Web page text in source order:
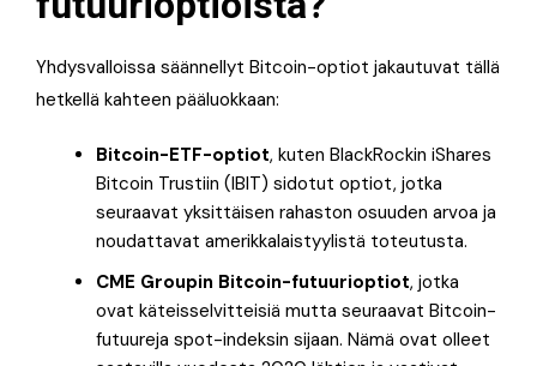
Yhdysvalloissa säännellyt Bitcoin-optiot jakautuvat tällä
hetkellä kahteen pääluokkaan:
Bitcoin-ETF-optiot, kuten BlackRockin iShares
Bitcoin Trustiin (IBIT) sidotut optiot, jotka
seuraavat yksittäisen rahaston osuuden arvoa ja
noudattavat amerikkalaistyylistä toteutusta.
CME Groupin Bitcoin-futuurioptiot, jotka
ovat käteisselvitteisiä mutta seuraavat Bitcoin-
futuureja spot-indeksin sijaan. Nämä ovat olleet